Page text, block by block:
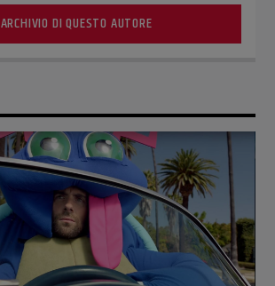
ARCHIVIO DI QUESTO AUTORE